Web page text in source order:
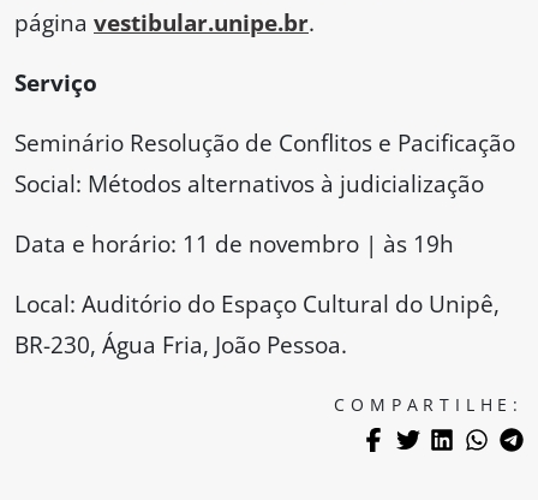
página vestibular.unipe.br.
Serviço
Seminário Resolução de Conflitos e Pacificação
Social: Métodos alternativos à judicialização
Data e horário: 11 de novembro | às 19h
Local: Auditório do Espaço Cultural do Unipê,
BR-230, Água Fria, João Pessoa.
COMPARTILHE: